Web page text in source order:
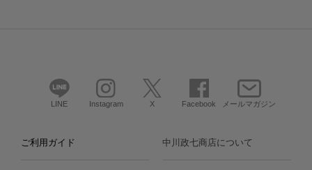
LINE Instagram X Facebook メールマガジン
ご利用ガイド 中川政七商店について